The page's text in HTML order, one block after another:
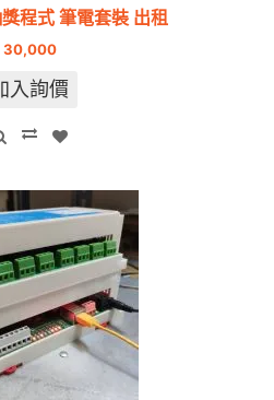
程式 筆電套裝 出租
30,000
入詢價